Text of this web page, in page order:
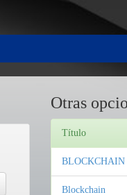
Otras
Título
BLOCKCHAIN
Blockchain